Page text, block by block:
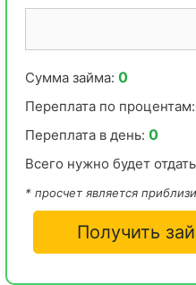
Сумма займа: 0
Переплата по процентам:
Переплата в день: 0
Всего нужно будет
* просчет является
Получить